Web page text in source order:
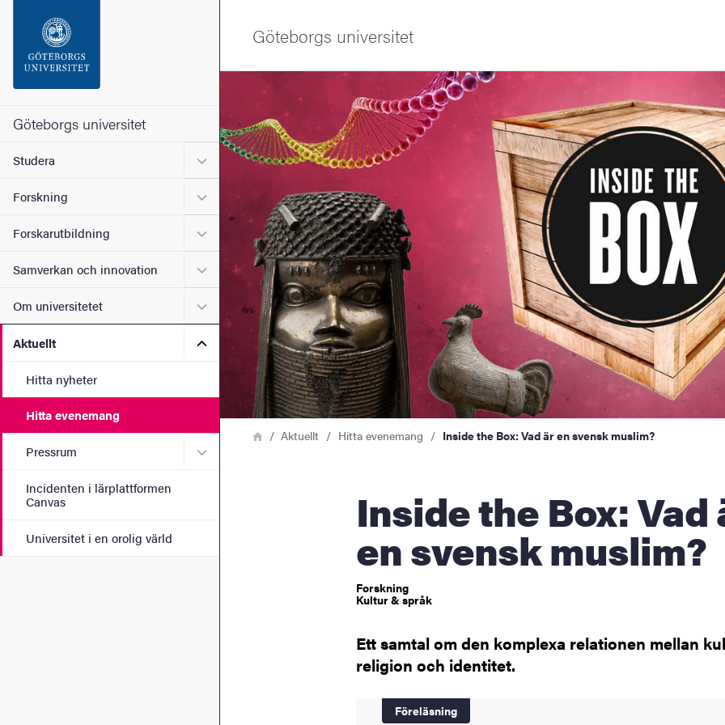
Sidfoten
Om webbplatsen
Göteborgs universitet
Studera Undermeny för Studera
Forskning Undermeny för Forskning
Forskarutbildning Undermeny för Forskarutbildning
Samverkan och innovation Undermeny för Samverkan och innovation
Om universitetet Undermeny för Om universitetet
Aktuellt Undermeny för Aktuellt
Hitta nyheter
Hitta evenemang
Pressrum Undermeny för Pressrum
Incidenten i lärplattformen
Canvas
Universitet i en orolig värld
Göteborgs universitet
Bild
LänkstigHemAktuellt Hitta evenemang Inside the Box: Vad är en svensk muslim?
Inside the Box: Vad är
en svensk muslim?
Forskning
Kultur & språk
Ett samtal om den komplexa relationen mellan
religion och identitet.
Föreläsning